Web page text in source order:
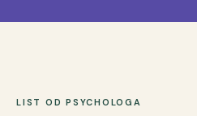
LIST OD PSYCHOLOGA